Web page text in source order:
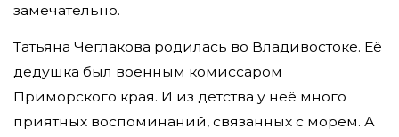
замечательно.
Татьяна Чеглакова родилась во Владивостоке. Её
дедушка был военным комиссаром
Приморского края. И из детства у неё много
приятных воспоминаний, связанных с морем. А